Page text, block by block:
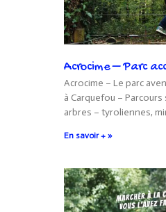
Acrocime – Parc
Acrocime – Le parc
à Carquefou –
arbres – tyroliennes,
En savoir + »